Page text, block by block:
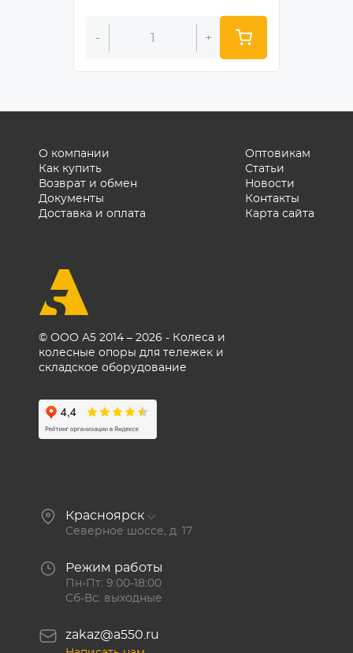
- +
© ООО А5 2014 – 2026 - Колеса и
колесные опоры для тележек и
складское оборудование
О компании
Как купить
Возврат и обмен
Документы
Доставка и оплата
Оптовикам
Статьи
Новости
Контакты
Карта сайта
Красноярск
Северное шоссе, д. 17
Режим работы
Пн-Пт: 9:00-18:00
Сб-Вс: выходные
zakaz@a550.ru